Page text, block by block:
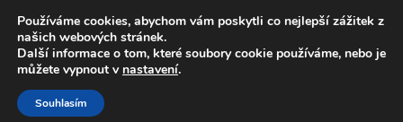
DOPRAVA od 139,-Kč
Volejte po-pá 9-16 704 494 494
Přeskočit
na
Přejít
k
Používáme cookies, abychom vám poskytli co nejlepší zážitek z
našich webových stránek.
Další informace o tom, které soubory cookie používáme, nebo je
můžete vypnout v nastavení.
Souhlasím